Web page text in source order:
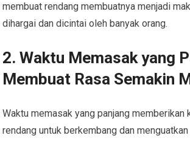
membuat rendang membuatnya menjadi
dihargai dan dicintai oleh banyak orang.
2. Waktu Memasak yang
Membuat Rasa Semakin
Waktu memasak yang panjang memberikan
rendang untuk berkembang dan